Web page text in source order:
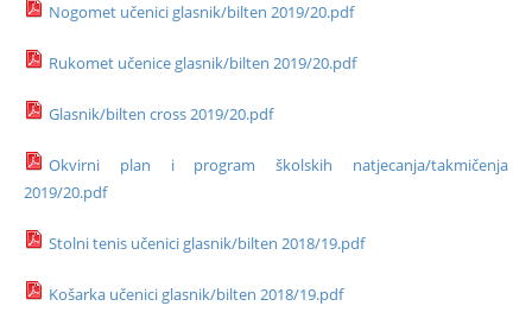
Nogomet učenici glasnik/bilten 2019/20.pdf
Rukomet učenice glasnik/bilten 2019/20.pdf
Glasnik/bilten cross 2019/20.pdf
Okvirni plan i program školskih natjecanja/takmičenja
2019/20.pdf
Stolni tenis učenici glasnik/bilten 2018/19.pdf
Košarka učenici glasnik/bilten 2018/19.pdf